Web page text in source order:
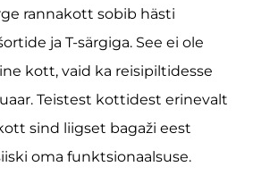
rannakott sobib hästi
ja T-särgiga. See ei ole
kott, vaid ka reisipiltidesse
Teistest kottidest erinevalt
sind liigset bagaži eest
oma funktsionaalsuse.